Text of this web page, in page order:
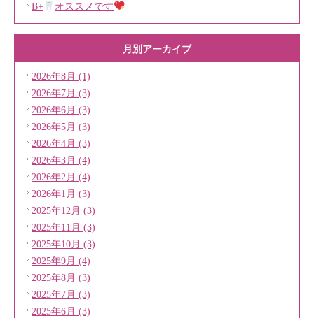
B+
オススメです
月別アーカイブ
2026年8月 (1)
2026年7月 (3)
2026年6月 (3)
2026年5月 (3)
2026年4月 (3)
2026年3月 (4)
2026年2月 (4)
2026年1月 (3)
2025年12月 (3)
2025年11月 (3)
2025年10月 (3)
2025年9月 (4)
2025年8月 (3)
2025年7月 (3)
2025年6月 (3)